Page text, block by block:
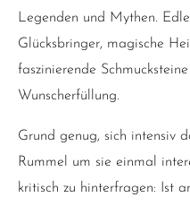
Legenden und Mythen.
Glücksbringer, magische
faszinierende
Wunscherfüllung.
Grund genug, sich intensiv
Rummel um sie einmal
kritisch zu hinterfragen: Ist